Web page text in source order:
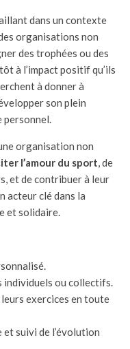
dans un contexte
organisations non
des trophées ou des
à l’impact positif qu’ils
à donner à
son plein
personnel.
organisation non
l’amour du sport, de
et de contribuer à leur
acteur clé dans la
et solidaire.
individuels ou collectifs.
leurs exercices en toute
suivi de l’évolution